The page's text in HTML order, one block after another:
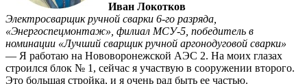
Иван Локотков
Электросварщик ручной сварки 6-го разряда,
«Энергоспецмонтаж», филиал МСУ-5, победитель в
номинации «Лучший сварщик ручной аргонодуговой сварки»
— Я работаю на Нововоронежской АЭС 2. На моих глазах
строился блок № 1, сейчас я участвую в сооружении второго.
Это большая стройка, и я очень рад быть ее частью.